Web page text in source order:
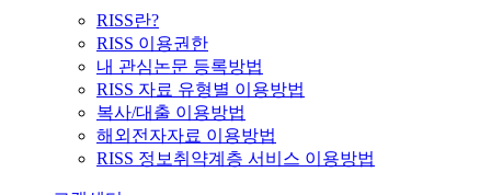
RISS란?
RISS 이용권한
내 관심논문 등록방법
RISS 자료 유형별 이용방법
복사/대출 이용방법
해외전자자료 이용방법
RISS 정보취약계층 서비스 이용방법